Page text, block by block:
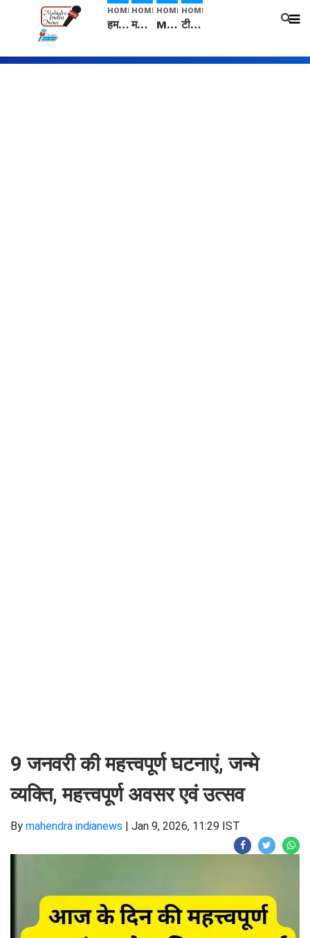
HOME
हम सनातनी..." सांसद kangana Ranaut से क्या बोली लड़की? Viral Jantar-Mantar | CJP protest
HOME
मनीषा हत्याकांड: हत्या, आत्महत्या या कोई बड़ा राज? | Full Story | Josh Haryana
HOME
Mangalsutra: हिंदू धर्म में शादी के बाद मंगलसूत्र क्यों पहनती है महिलाएं, किसने शुरु की ये परंपरा
HOME
टीम बीकेई ने एग्रीकल्चर ग्रेड की यूरिया खाद गट्टों में बदलकर टेक्निकल ग्रेड में बेचने वालों पर करवाई कार्रवाई: लखविंदर सिंह औलख
9 जनवरी की महत्त्वपूर्ण घटनाएं, जन्मे
व्यक्ति, महत्त्वपूर्ण अवसर एवं उत्सव
By mahendra indianews | Jan 9, 2026, 11:29 IST